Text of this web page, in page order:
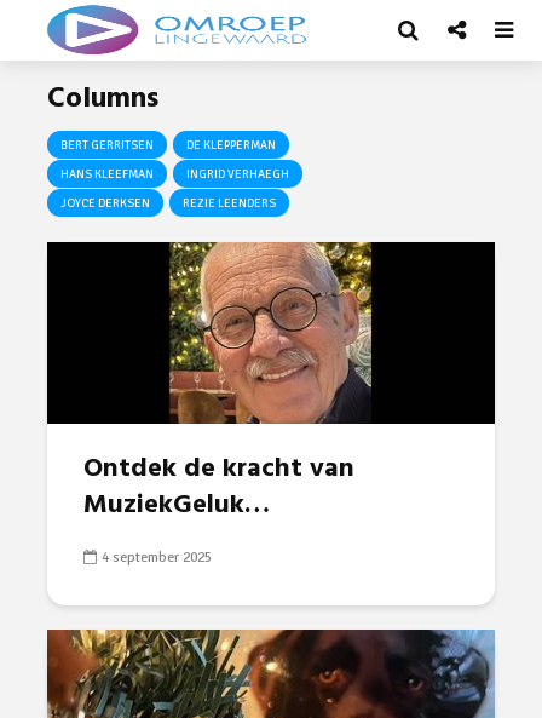
Columns
BERT GERRITSEN
DE KLEPPERMAN
HANS KLEEFMAN
INGRID VERHAEGH
JOYCE DERKSEN
REZIE LEENDERS
Ontdek de kracht van
MuziekGeluk…
4 september 2025